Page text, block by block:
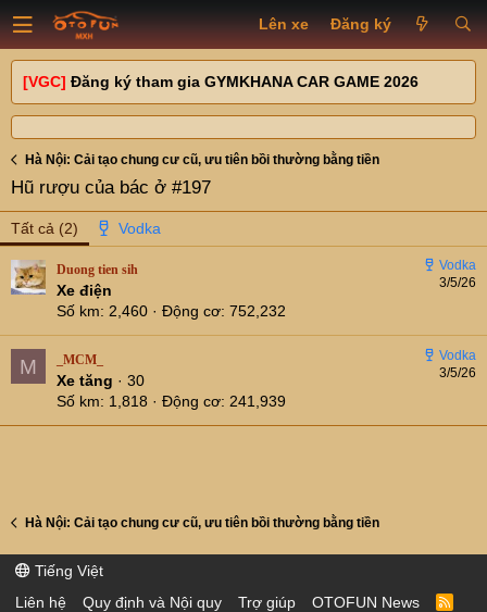
Lên xe Đăng ký
[VGC] Đăng ký tham gia GYMKHANA CAR GAME 2026
Hà Nội: Cải tạo chung cư cũ, ưu tiên bồi thường bằng tiền
Hũ rượu của bác ở #197
Tất cả (2)
3/5/26
Duong tien sih
Xe điện
Số km 2,460 Động cơ 752,232
M 3/5/26
_MCM_
Xe tăng · 30
Số km
1,818 Động cơ 241,939
Hà Nội: Cải tạo chung cư cũ, ưu tiên bồi thường bằng tiền
Tiếng Việt
Liên hệ
Quy định và Nội quy Trợ giúp OTOFUN News
R